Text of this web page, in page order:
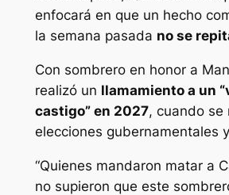
enfocará en que un hecho
la semana pasada no se
Con sombrero en honor a
realizó un llamamiento a un
castigo” en 2027, cuando se
elecciones gubernamentales
“Quienes mandaron matar a
no supieron que este